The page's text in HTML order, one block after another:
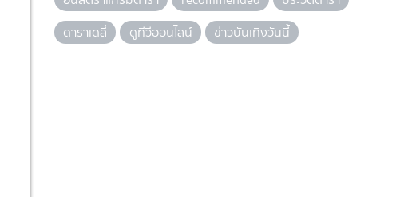
ดาราเดลี่
ดูทีวีออนไลน์ ข่าวบันเทิงวันนี้